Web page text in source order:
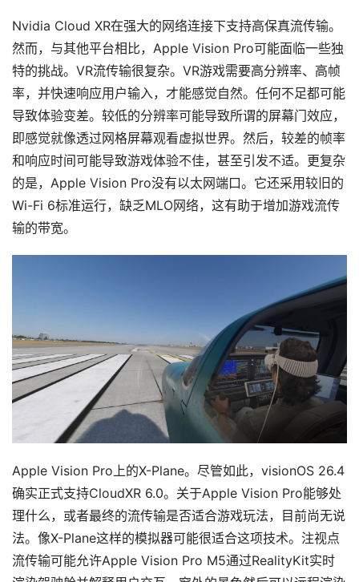
首
页
行
业
应
用
新
闻
V
设
备
排
名
登录 注册
Nvidia Cloud XR在强大的网络连接下支持高保真流传输。
然而，与其他平台相比，Apple Vision Pro可能面临一些独
特的挑战。VR流传输很复杂。VR游戏需要高分辨率、高帧
率，并快速响应用户输入，才能感觉自然。任何不足都可能
导致体验变差。较低的分辨率可能导致所谓的屏幕门效应，
即感觉就像透过网格屏幕观看虚拟世界。然后，较差的帧率
和响应时间可能导致游戏体验不佳，甚至引发不适。更复杂
的是，Apple Vision Pro没有以太网端口。它还采用较旧的
Wi-Fi 6标准运行，缺乏MLO网络，这有助于增加游戏流传
输的带宽。
Apple Vision Pro上的X-Plane。尽管如此，visionOS 26.4
确实正式支持CloudXR 6.0。关于Apple Vision Pro能够处
理什么，或者最终的流传输是否适合游戏玩法，目前尚无说
法。像X-Plane这样的模拟器可能很适合这项技术。注视点
流传输可能允许Apple Vision Pro M5通过RealityKit实时